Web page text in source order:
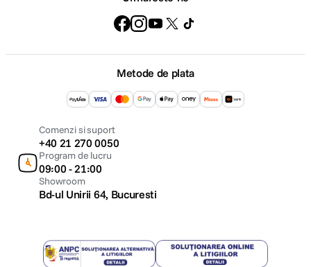
Metode de plata
Comenzi si suport
+40 21 270 0050
Program de lucru
09:00 - 21:00
Showroom
Bd-ul Unirii 64, Bucuresti